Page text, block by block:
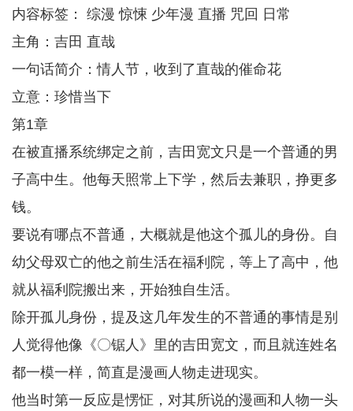
内容标签： 综漫 惊悚 少年漫 直播 咒回 日常
主角：吉田 直哉
一句话简介：情人节，收到了直哉的催命花
立意：珍惜当下
第1章
在被直播系统绑定之前，吉田宽文只是一个普通的男
子高中生。他每天照常上下学，然后去兼职，挣更多
钱。
要说有哪点不普通，大概就是他这个孤儿的身份。自
幼父母双亡的他之前生活在福利院，等上了高中，他
就从福利院搬出来，开始独自生活。
除开孤儿身份，提及这几年发生的不普通的事情是别
人觉得他像《〇锯人》里的吉田宽文，而且就连姓名
都一模一样，简直是漫画人物走进现实。
他当时第一反应是愣怔，对其所说的漫画和人物一头